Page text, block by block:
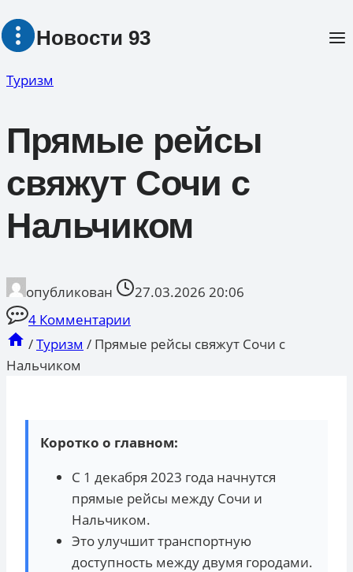
Перейти
Новости 93
Туризм
Прямые рейсы
свяжут Сочи с
Нальчиком
опубликован
27.03.2026 20:06
4 Комментарии
/Туризм / Прямые рейсы свяжут Сочи с
Нальчиком
Коротко о главном:
С 1 декабря 2023 года начнутся
прямые рейсы между Сочи и
Нальчиком.
Это улучшит транспортную
доступность между двумя городами.